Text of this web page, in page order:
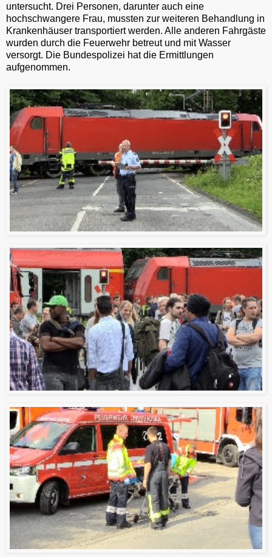
untersucht. Drei Personen, darunter auch eine
hochschwangere Frau, mussten zur weiteren Behandlung in
Krankenhäuser transportiert werden. Alle anderen Fahrgäste
wurden durch die Feuerwehr betreut und mit Wasser
versorgt. Die Bundespolizei hat die Ermittlungen
aufgenommen.